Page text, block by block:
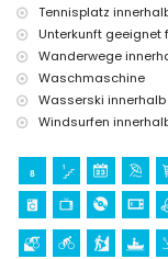
Sport
Tennis, Golf,
Kanufahren,
Windsurfen und
entfernt)
Tennisplatz
Unterkunft geeignet
Wanderwege
Waschmaschine
Wasserski innerhalb
Windsurfen